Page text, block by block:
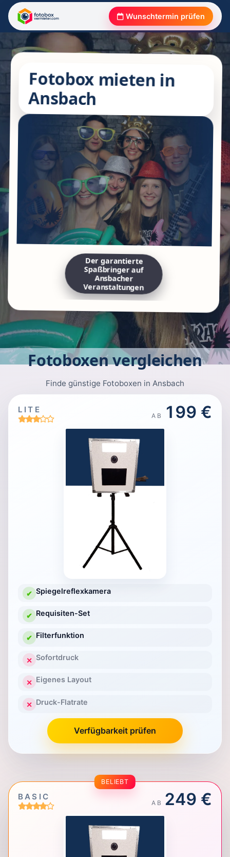
Wunschtermin prüfen
Fotobox mieten in
Ansbach
Der garantierte
Spaßbringer auf
Ansbacher
Veranstaltungen
Fotoboxen vergleichen
Finde günstige Fotoboxen in Ansbach
LITE
AB 199 €
✔ Spiegelreflexkamera
✔ Requisiten-Set
✔ Filterfunktion
✕ Sofortdruck
✕ Eigenes Layout
✕ Druck-Flatrate
Verfügbarkeit prüfen
BELIEBT
BASIC
AB 249 €